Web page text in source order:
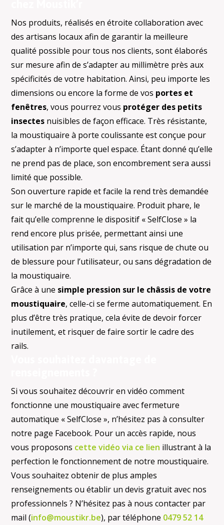
Nos produits, réalisés en étroite collaboration avec
des artisans locaux afin de garantir la meilleure
qualité possible pour tous nos clients, sont élaborés
sur mesure afin de s’adapter au millimètre près aux
spécificités de votre habitation. Ainsi, peu importe les
dimensions ou encore la forme de vos portes et
fenêtres, vous pourrez vous protéger des petits
insectes nuisibles de façon efficace. Très résistante,
la moustiquaire à porte coulissante est conçue pour
s’adapter à n’importe quel espace. Étant donné qu’elle
ne prend pas de place, son encombrement sera aussi
limité que possible.
Son ouverture rapide et facile la rend très demandée
sur le marché de la moustiquaire. Produit phare, le
fait qu’elle comprenne le dispositif « SelfClose » la
rend encore plus prisée, permettant ainsi une
utilisation par n’importe qui, sans risque de chute ou
de blessure pour l’utilisateur, ou sans dégradation de
la moustiquaire.
Grâce à une simple pression sur le châssis de votre
moustiquaire, celle-ci se ferme automatiquement. En
plus d’être très pratique, cela évite de devoir forcer
inutilement, et risquer de faire sortir le cadre des
rails.
Si vous souhaitez découvrir en vidéo comment
fonctionne une moustiquaire avec fermeture
automatique « SelfClose », n’hésitez pas à consulter
notre page Facebook. Pour un accès rapide, nous
vous proposons cette vidéo via ce lien illustrant à la
perfection le fonctionnement de notre moustiquaire.
Vous souhaitez obtenir de plus amples
renseignements ou établir un devis gratuit avec nos
professionnels ? N’hésitez pas à nous contacter par
mail (info@moustikr.be), par téléphone 0479 52 14